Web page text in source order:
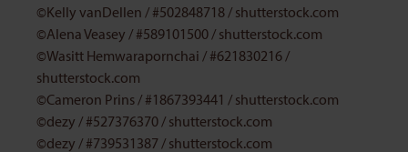
©Kelly vanDellen / #502848718/ shutterstock.com
©Alena Veasey / #589101500/ shutterstock.com
©Wasitt Hemwarapornchai / #621830216/
shutterstock.com
©Cameron Prins/ #1867393441 / shutterstock.com
©dezy / #527376370/ shutterstock.com
©dezy / #739531387 / shutterstock.com